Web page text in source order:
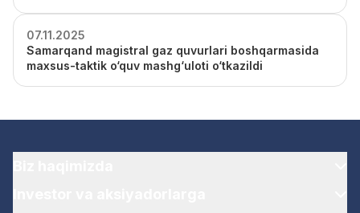
07.11.2025
Samarqand magistral gaz quvurlari boshqarmasida
maxsus-taktik o‘quv mashg‘uloti o‘tkazildi